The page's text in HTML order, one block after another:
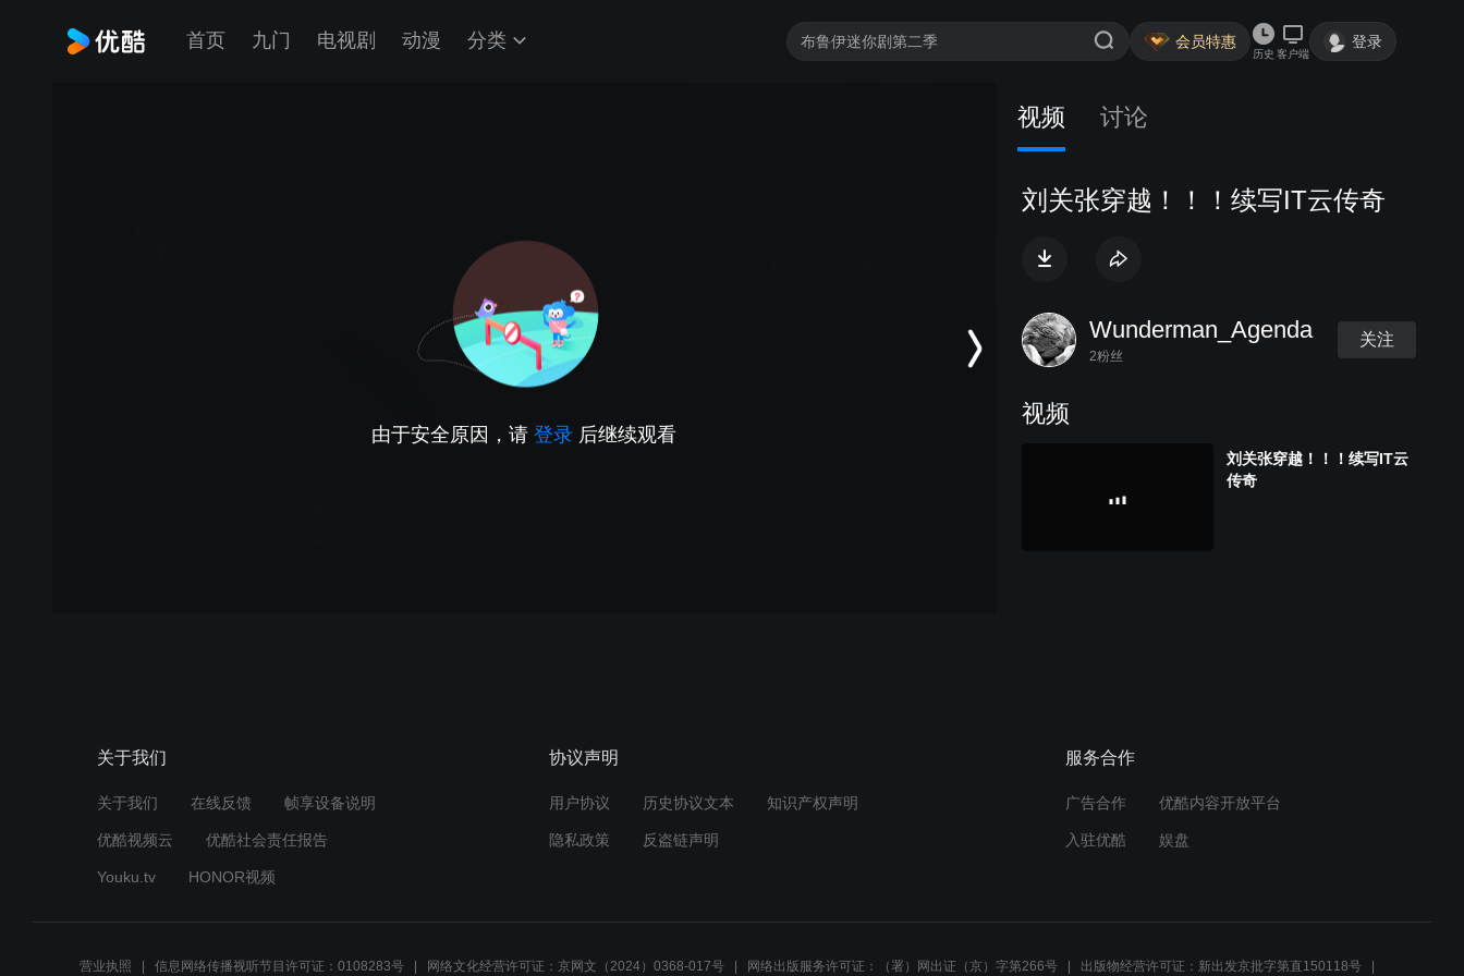
首页 九门 电视剧 动漫 分类 会员特惠
历史 客户端
登录
由于安全原因，请 登录 后继续观看
视频 讨论
刘关张穿越！！！续写IT云传奇
Wunderman_Agenda
2粉丝
关注
视频
刘关张穿越！！！续写IT云
传奇
关于我们
关于我们 在线反馈 帧享设备说明
优酷视频云 优酷社会责任报告
Youku.tv HONOR视频
协议声明
用户协议 历史协议文本 知识产权声明
隐私政策 反盗链声明
服务合作
广告合作 优酷内容开放平台
入驻优酷 娱盘
营业执照 信息网络传播视听节目许可证：0108283号 网络文化经营许可证：京网文（2024）0368-017号 网络出版服务许可证：（署）网出证（京）字第266号 出版物经营许可证：新出发京批字第直150118号